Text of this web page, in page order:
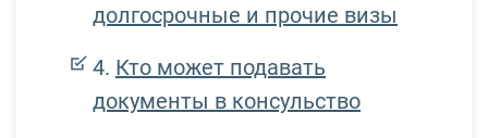
долгосрочные и прочие визы
Кто может подавать
документы в консульство